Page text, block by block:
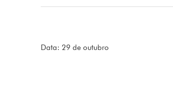
Data: 29 de outubro